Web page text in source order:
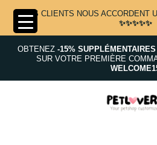
NOS CLIENTS NOUS ACCORDENT
✨✨✨✨✨
OBTENEZ -15%
SUR VOTRE PREMIÈRE